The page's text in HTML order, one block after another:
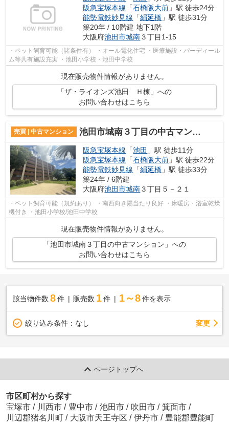
阪急宝塚本線 「石橋阪大前 」駅 徒歩24分
能勢電鉄妙見線 「絹延橋 」駅 徒歩31分
築20年 / 10階建 地下1階
大阪府池田市城南３丁目1-15
・ペット飼育可能（諸条件有） ・オール電化住宅 ・医療施設・パーディール
ム等共有施設充実 ・池田小学校・池田中学校
現在販売物件情報がありません。
「ザ・ライオンズ池田 Ｈ棟」への
お問い合わせはこちら
売買 | 中古マンション 池田市城南３丁目の中古マンション
阪急宝塚本線 「池田 」駅 徒歩11分
阪急宝塚本線 「石橋阪大前 」駅 徒歩22分
能勢電鉄妙見線 「絹延橋 」駅 徒歩33分
築24年 / 6階建
大阪府池田市城南３丁目５－２１
・ペット飼育可能（規約あり） ・南西向き陽当たり良好 ・床暖房・浴室乾燥
機付き ・池田小学校/池田中学校
現在販売物件情報がありません。
「池田市城南３丁目の中古マンション」への
お問い合わせはこちら
該当物件数 8件 販売数 1 件 1～8 件を表示
絞り込み条件： なし 変更
ページトップへ
市区町村から探す
宝塚市 / 川西市 / 豊中市 / 池田市 / 吹田市 / 箕面市 /
川辺郡猪名川町 / 大阪市天王寺区 / 伊丹市 / 豊能郡豊能町